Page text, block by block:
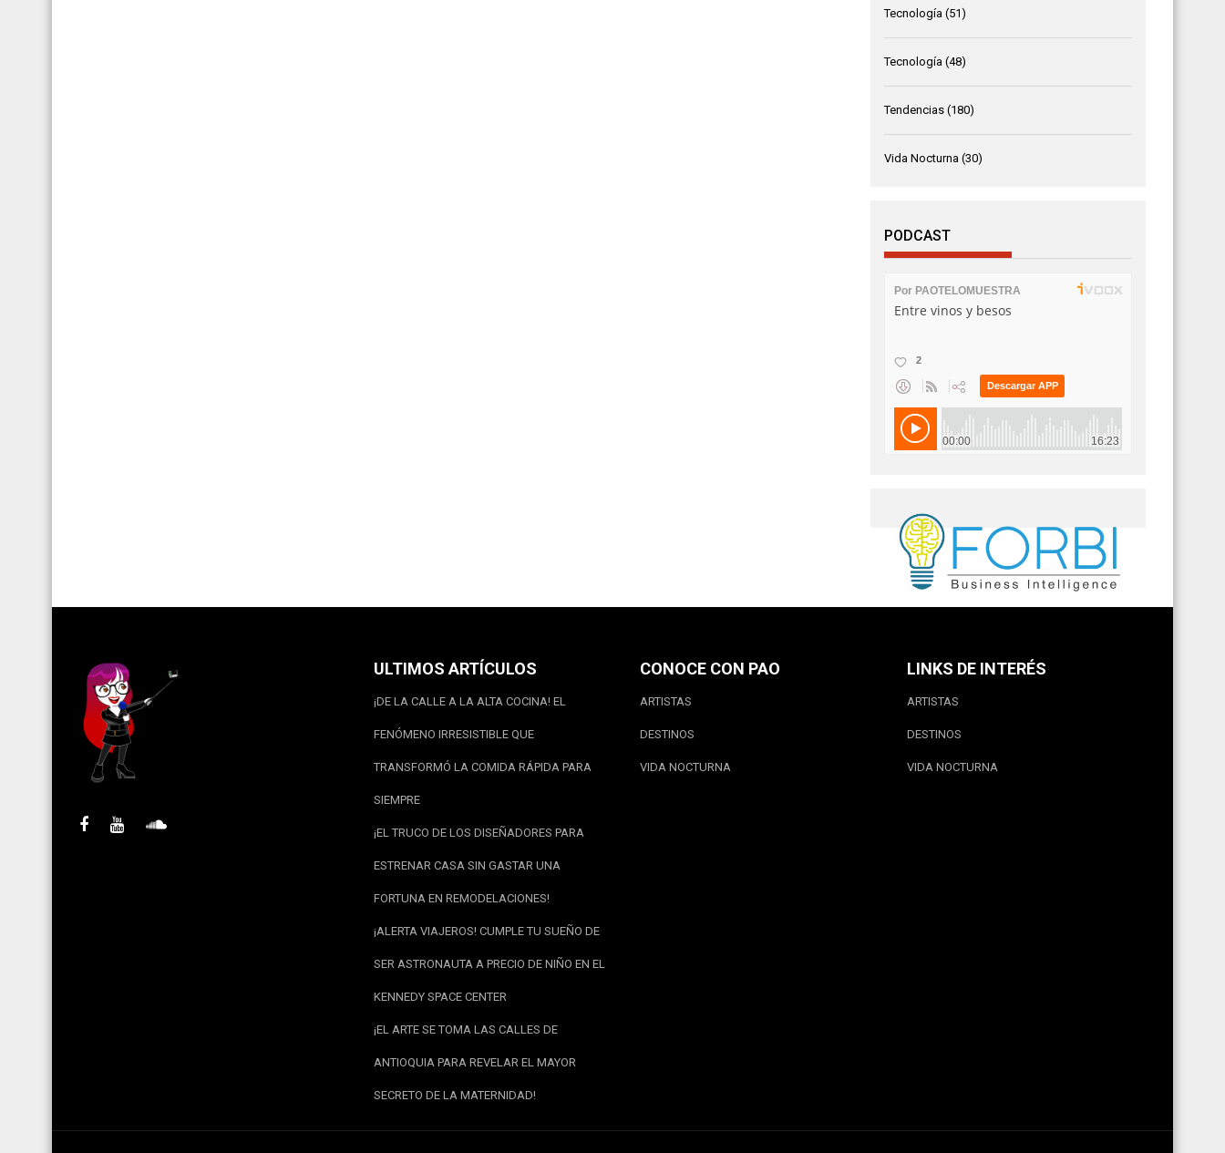
Tecnología (51)
Tecnología (48)
Tendencias (180)
Vida Nocturna (30)
PODCAST
ULTIMOS ARTÍCULOS
¡DE LA CALLE A LA ALTA COCINA! EL
FENÓMENO IRRESISTIBLE QUE
TRANSFORMÓ LA COMIDA RÁPIDA PARA
SIEMPRE
¡EL TRUCO DE LOS DISEÑADORES PARA
ESTRENAR CASA SIN GASTAR UNA
FORTUNA EN REMODELACIONES!
¡ALERTA VIAJEROS! CUMPLE TU SUEÑO DE
SER ASTRONAUTA A PRECIO DE NIÑO EN EL
KENNEDY SPACE CENTER
¡EL ARTE SE TOMA LAS CALLES DE
ANTIOQUIA PARA REVELAR EL MAYOR
SECRETO DE LA MATERNIDAD!
CONOCE CON PAO
ARTISTAS
DESTINOS
VIDA NOCTURNA
LINKS DE INTERÉS
ARTISTAS
DESTINOS
VIDA NOCTURNA